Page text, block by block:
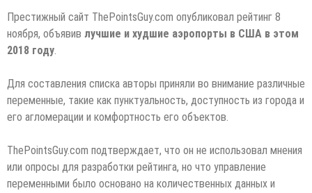
Престижный сайт ThePointsGuy.com опубликовал рейтинг 8
ноября, объявив лучшие и худшие аэропорты в США в этом
2018 году.
Для составления списка авторы приняли во внимание различные
переменные, такие как пунктуальность, доступность из города и
его агломерации и комфортность его объектов.
ThePointsGuy.com подтверждает, что он не использовал мнения
или опросы для разработки рейтинга, но что управление
переменными было основано на количественных данных и